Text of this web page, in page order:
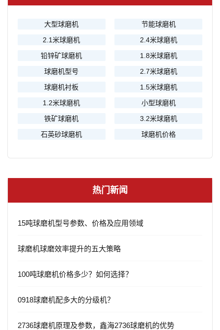
大型球磨机
节能球磨机
2.1米球磨机
2.4米球磨机
铅锌矿球磨机
1.8米球磨机
球磨机型号
2.7米球磨机
球磨机衬板
1.5米球磨机
1.2米球磨机
小型球磨机
铁矿球磨机
3.2米球磨机
石英砂球磨机
球磨机价格
热门新闻
15吨球磨机型号参数、价格及应用领域
球磨机球磨效率提升的五大策略
100吨球磨机价格多少？如何选择？
0918球磨机配多大的分级机？
2736球磨机原理及参数，鑫海2736球磨机的优势